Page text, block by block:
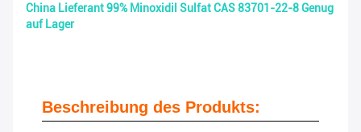
China Lieferant 99% Minoxidil Sulfat CAS 83701-22-8 Genug
auf Lager
Beschreibung des Produkts: